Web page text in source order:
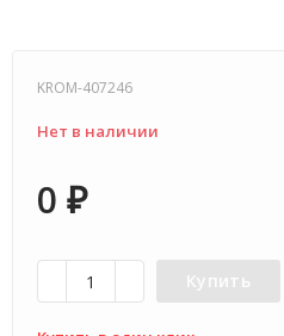
KROM-407246
Нет в наличии
0 ₽
Купить